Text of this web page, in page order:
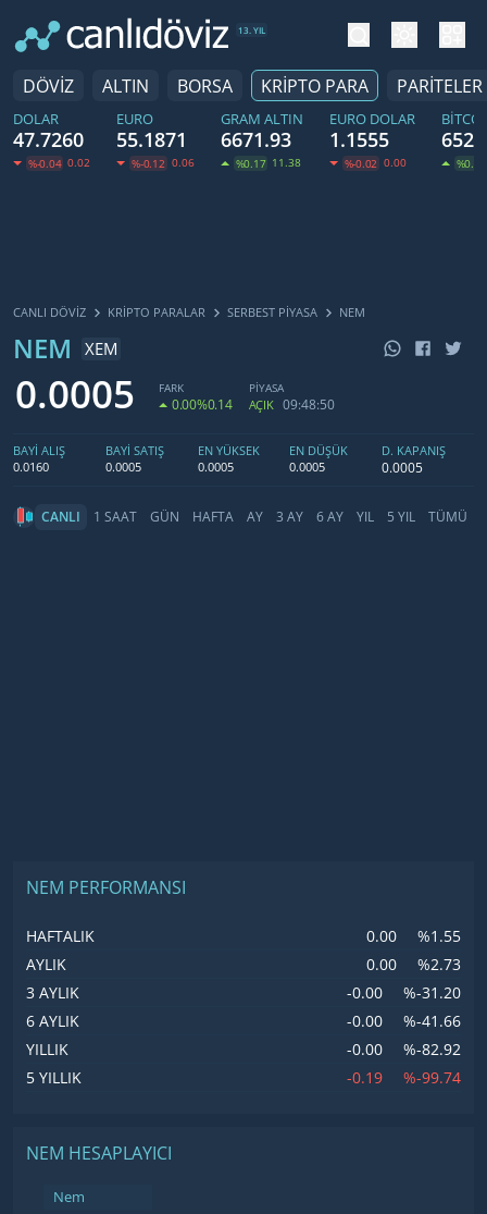
13. YIL
DÖVİZ ALTIN BORSA KRİPTO PARA PARİTELER
DOLAR
47.7260
%-0.04 0.02
EURO
55.1871
%-0.12 0.06
GRAM ALTIN
6671.93
%0.17 11.38
EURO DOLAR
1.1555
%-0.02 0.00 %0.27
CANLI DÖVİZ KRIPTO PARALAR SERBEST PIYASA NEM
NEM XEM
0.0005 FARK
0.00%0.14
PİYASA
AÇIK 09:48:50
BAYİ ALIŞ
0.0160
BAYİ SATIŞ
0.0005
EN YÜKSEK
0.0005
EN DÜŞÜK
0.0005
D. KAPANIŞ
0.0005
CANLI 1 SAAT GÜN HAFTA AY 3 AY 6 AY YIL 5 YIL TÜMÜ
NEM PERFORMANSI
HAFTALIK 0.00
%1.55
AYLIK
0.00
%2.73
3 AYLIK
-0.00
%-31.20
6 AYLIK
-0.00
%-41.66
YILLIK
-0.00
%-82.92
5 YILLIK
-0.19 %-99.74
NEM HESAPLAYICI
Nem